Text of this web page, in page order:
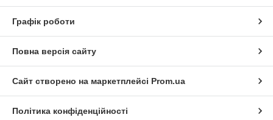
Графік роботи
Повна версія сайту
Сайт створено на маркетплейсі Prom.ua
Політика конфіденційності